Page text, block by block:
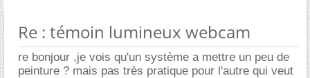
Re : témoin lumineux webcam
re bonjour ,je vois qu'un système a mettre un peu de
peinture ? mais pas très pratique pour l'autre qui veut